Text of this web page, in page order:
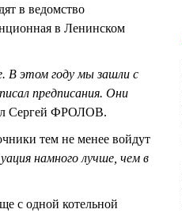
в ведомство
в Ленинском
В этом году мы зашли с
предписания. Они
Сергей ФРОЛОВ.
тем не менее войдут
намного лучше, чем в
с одной котельной